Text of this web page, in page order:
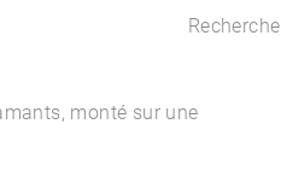
Recherche
monté sur une